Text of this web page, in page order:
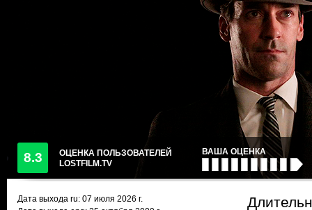
8.3
ОЦЕНКА ПОЛЬЗОВАТЕЛЕЙ
LOSTFILM.TV
ВАША ОЦЕНКА
Дата выхода ru: 07 июля 2026 г.